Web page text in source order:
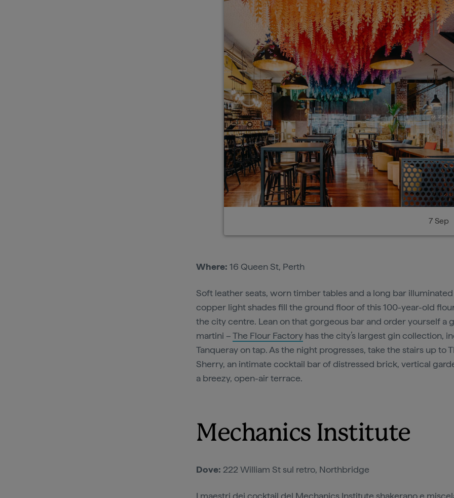
7 Sep
Where: 16 Queen St, Perth
Soft leather seats, worn timber tables and a long bar
copper light shades fill the ground floor of this 100-year-old
the city centre. Lean on that gorgeous bar and order yourself a
martini –The Flour Factory has the city’s largest gin collection,
Tanqueray on tap. As the night progresses, take the stairs up to
Sherry, an intimate cocktail bar of distressed brick, vertical
a breezy, open-air terrace.
Mechanics Institute
Dove: 222 William St sul retro, Northbridge
I maestri dei cocktail del Mechanics Institute shakerano e